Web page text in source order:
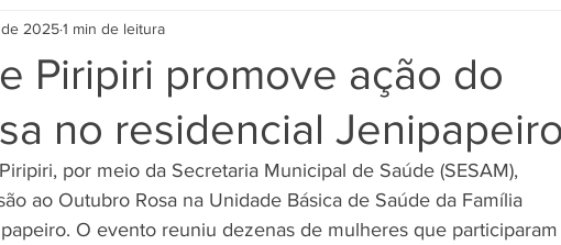
SDU
Piripiri promove ação do
no residencial Jenipapeiro
20251 min de leitura
por meio da Secretaria Municipal de Saúde (SESAM),
ao Outubro Rosa na Unidade Básica de Saúde da Família
O evento reuniu dezenas de mulheres que participaram